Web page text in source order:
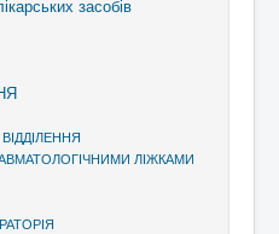
засобів
ЛІЖКАМИ